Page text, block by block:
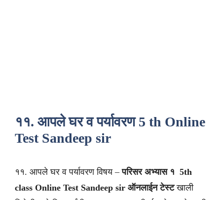
११. आपले घर व पर्यावरण 5 th Online
Test Sandeep sir
११. आपले घर व पर्यावरण विषय –परिसर अभ्यास १ 5th
class Online Test Sandeep sir ऑनलाईन टेस्टखाली